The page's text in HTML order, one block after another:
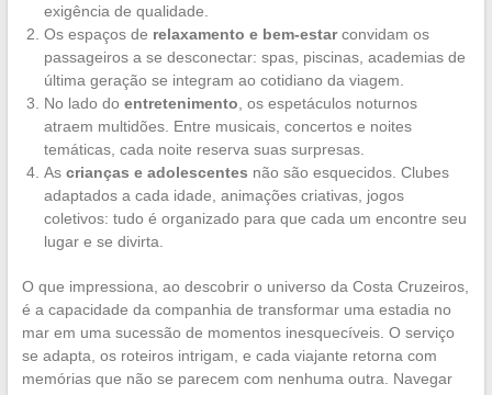
exigência de qualidade.
Os espaços de relaxamento e bem-estarconvidam os
passageiros a se desconectar: spas, piscinas, academias de
última geração se integram ao cotidiano da viagem.
No lado do entretenimento , os espetáculos noturnos
atraem multidões. Entre musicais, concertos e noites
temáticas, cada noite reserva suas surpresas.
As crianças e adolescentes não são esquecidos. Clubes
adaptados a cada idade, animações criativas, jogos
coletivos: tudo é organizado para que cada um encontre seu
lugar e se divirta.
O que impressiona, ao descobrir o universo da Costa Cruzeiros,
é a capacidade da companhia de transformar uma estadia no
mar em uma sucessão de momentos inesquecíveis. O serviço
se adapta, os roteiros intrigam, e cada viajante retorna com
memórias que não se parecem com nenhuma outra. Navegar